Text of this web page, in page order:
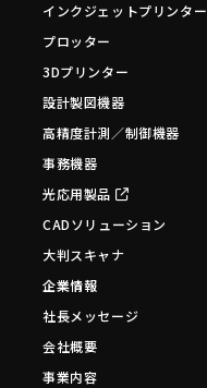
インクジェットプリンター
プロッター
3Dプリンター
設計製図機器
高精度計測／制御機器
事務機器
光応用製品
CADソリューション
大判スキャナ
企業情報
社長メッセージ
会社概要
事業内容